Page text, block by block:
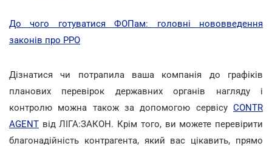
До чого готуватися ФОПам: головні нововведення
законів про РРО
Дізнатися чи потрапила ваша компанія до графіків
планових перевірок державних органів нагляду і
контролю можна також за допомогою сервісу CONTR
AGENT від ЛІГА:ЗАКОН. Крім того, ви можете перевірити
благонадійність контрагента, який вас цікавить, прямо